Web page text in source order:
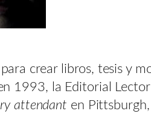
crear libros, tesis y
1993, la Editorial
attendant en